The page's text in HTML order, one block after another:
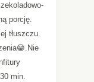
porcję.
tłuszczu.
min.